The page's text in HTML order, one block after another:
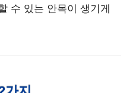
수 있는 안목이 생기게